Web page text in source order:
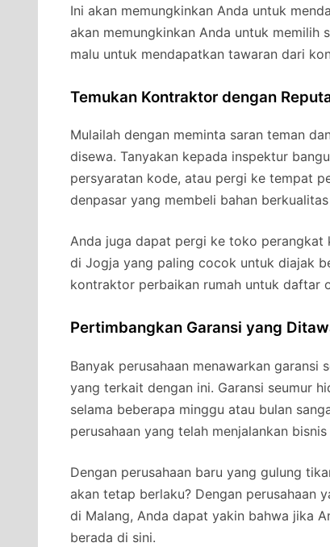
Ini akan memungkinkan Anda untuk
akan memungkinkan Anda untuk memilih
malu untuk mendapatkan tawaran dari
Temukan Kontraktor dengan
Mulailah dengan meminta saran teman
disewa. Tanyakan kepada inspektur
persyaratan kode, atau pergi ke tempat
denpasar yang membeli bahan
Anda juga dapat pergi ke toko
di Jogja yang paling cocok untuk diajak
kontraktor perbaikan rumah untuk daftar
Pertimbangkan Garansi yang
Banyak perusahaan menawarkan garansi
yang terkait dengan ini. Garansi seumur
selama beberapa minggu atau bulan
perusahaan yang telah menjalankan
Dengan perusahaan baru yang gulung
akan tetap berlaku? Dengan perusahaan
di Malang, Anda dapat yakin bahwa jika
berada di sini.